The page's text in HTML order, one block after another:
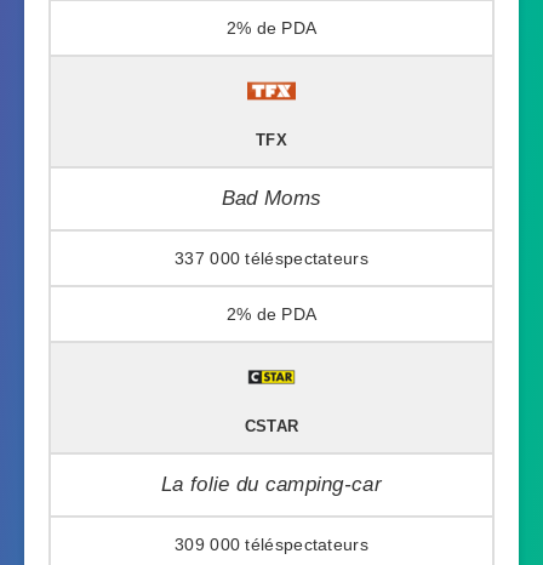
2%
TFX
Bad Moms
337 000
2%
CSTAR
La folie du camping-car
309 000